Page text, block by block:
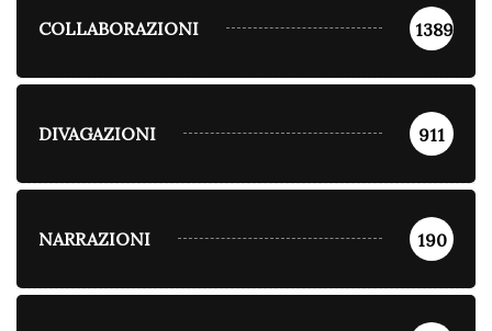
COLLABORAZIONI 1389
DIVAGAZIONI 911
NARRAZIONI 190